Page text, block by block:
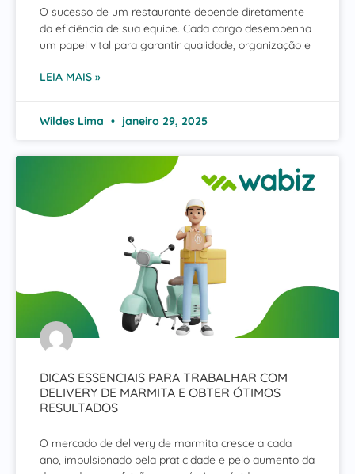
O sucesso de um restaurante depende diretamente
da eficiência de sua equipe. Cada cargo desempenha
um papel vital para garantir qualidade, organização e
LEIA MAIS »
Wildes Lima janeiro 29, 2025
DICAS ESSENCIAIS PARA TRABALHAR COM
DELIVERY DE MARMITA E OBTER ÓTIMOS
RESULTADOS
O mercado de delivery de marmita cresce a cada
ano, impulsionado pela praticidade e pelo aumento da